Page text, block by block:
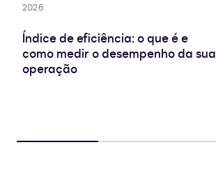
2026
Índice de eficiência: o que é e
como medir o desempenho da sua
operação